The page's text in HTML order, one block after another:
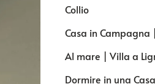
Collio
Casa in Campagna
Al mare | Villa a
Dormire in una